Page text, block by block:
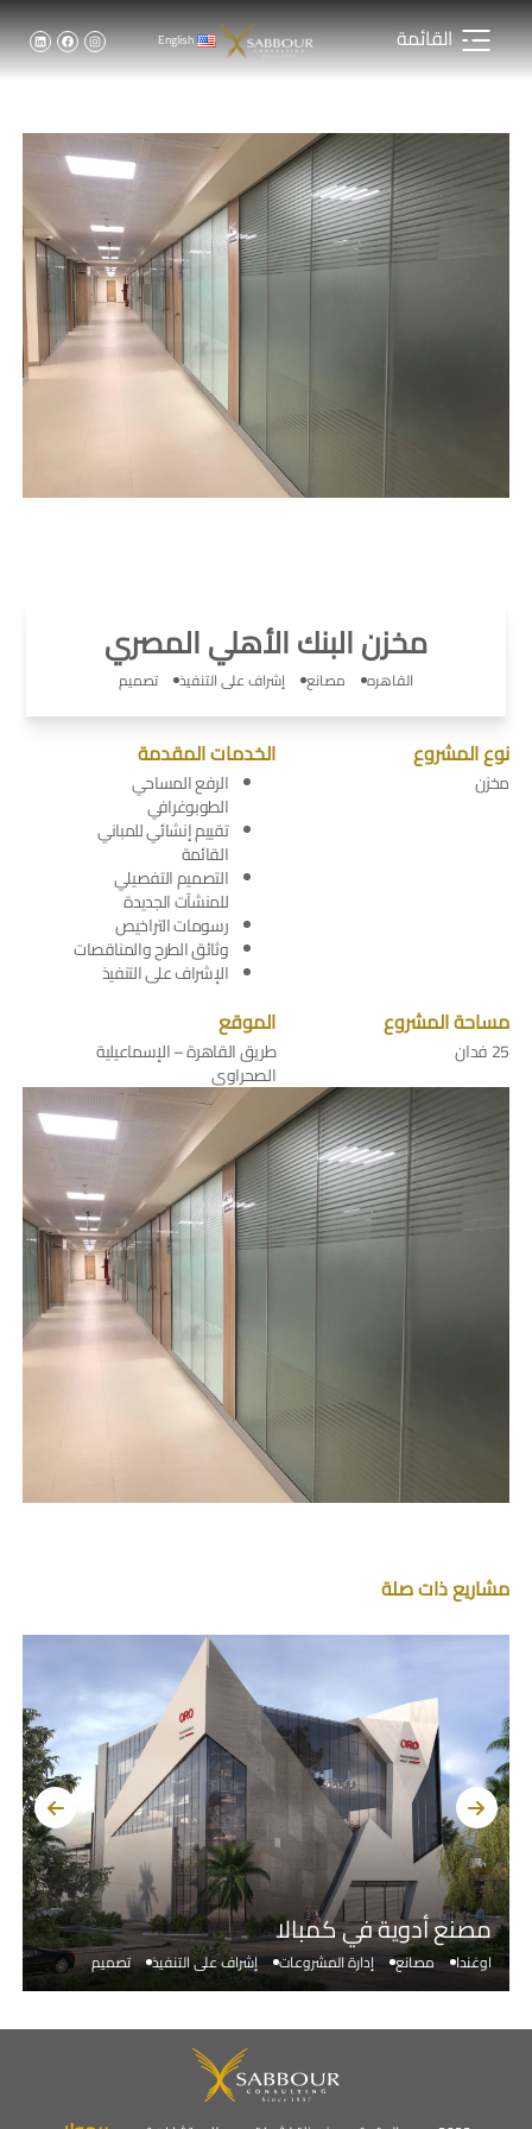
القائمة English
مخزن البنك الأهلي المصري
القاهره مصانع إشراف على التنفيذ تصميم
نوع المشروع
مخزن
الخدمات المقدمة
الرفع المساحي
الطوبوغرافي
تقييم إنشائي للمباني
القائمة
التصميم التفصيلي
للمنشآت الجديدة
رسومات التراخيص
وثائق الطرح والمناقصات
الإشراف على التنفيذ
مساحة المشروع
25 فدان
الموقع
طريق القاهرة – الإسماعيلية
الصحراوى
مشاريع ذات صلة
مصنع أدوية في كمبالا
اوغندا مصانع إدارة المشروعات إشراف على التنفيذ تصميم